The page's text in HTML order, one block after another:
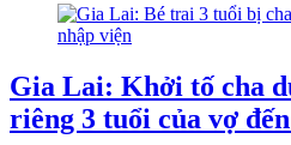
Gia Lai: Khởi tố cha
riêng 3 tuổi của vợ